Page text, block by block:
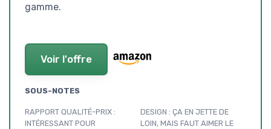
gamme.
Voir l'offre
SOUS-NOTES
RAPPORT QUALITÉ-PRIX :
INTÉRESSANT POUR
DESIGN : ÇA EN JETTE DE
LOIN, MAIS FAUT AIMER LE